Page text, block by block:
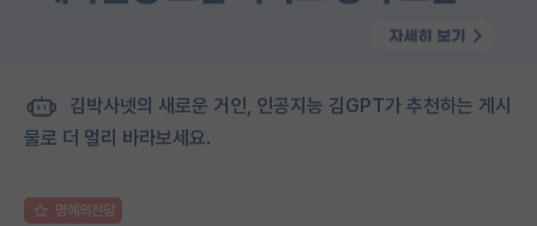
김박사넷의 새로운 거인, 인공지능 김GPT가 추천하는 게시
물로 더 멀리 바라보세요.
명예의전당